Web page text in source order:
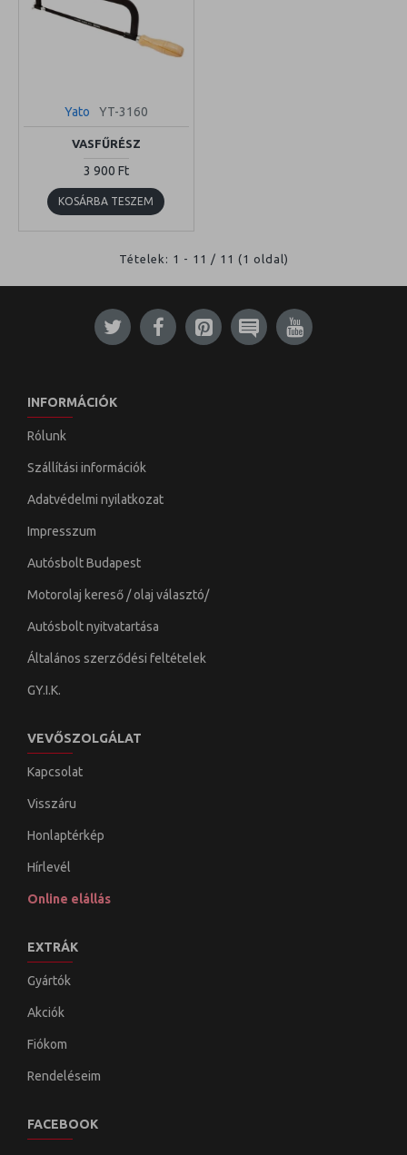
Yato YT-3160
VASFŰRÉSZ
3 900 Ft
KOSÁRBA TESZEM
Tételek: 1 - 11 / 11 (1 oldal)
INFORMÁCIÓK
Rólunk
Szállítási információk
Adatvédelmi nyilatkozat
Impresszum
Autósbolt Budapest
Motorolaj kereső / olaj választó/
Autósbolt nyitvatartása
Általános szerződési feltételek
GY.I.K.
VEVŐSZOLGÁLAT
Kapcsolat
Visszáru
Honlaptérkép
Hírlevél
Online elállás
EXTRÁK
Gyártók
Akciók
Fiókom
Rendeléseim
FACEBOOK